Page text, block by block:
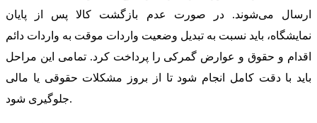
ارسال می‌شوند. در صورت عدم بازگشت کالا پس از پایان
نمایشگاه، باید نسبت به تبدیل وضعیت واردات موقت به واردات دائم
اقدام و حقوق و عوارض گمرکی را پرداخت کرد. تمامی این مراحل
باید با دقت کامل انجام شود تا از بروز مشکلات حقوقی یا مالی
جلوگیری شود.